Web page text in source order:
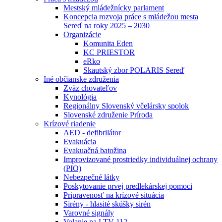
Mestský mládežnícky parlament
Koncepcia rozvoja práce s mládežou mesta
Sereď na roky 2025 – 2030
Organizácie
Komunita Eden
KC PRIESTOR
eRko
Skautský zbor POLARIS Sereď
Iné občianske združenia
Zväz chovateľov
Kynológia
Regionálny Slovenský včelársky spolok
Slovenské združenie Príroda
Krízové riadenie
AED - defibrilátor
Evakuácia
Evakuačná batožina
Improvizované prostriedky individuálnej ochrany
(PIO)
Nebezpečné látky
Poskytovanie prvej predlekárskej pomoci
Pripravenosť na krízové situácia
Sirény - hlasité skúšky sirén
Varovné signály